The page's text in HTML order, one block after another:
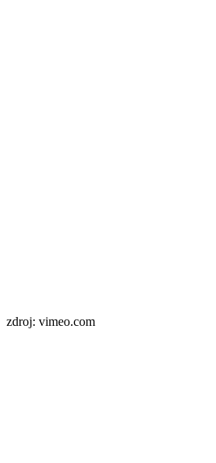
zdroj: vimeo.com